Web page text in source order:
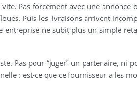
Pas forcément avec une annonce
Puis les livraisons arrivent
entreprise ne subit plus un simple
Pas pour “juger” un partenaire, ni
: est-ce que ce fournisseur a les